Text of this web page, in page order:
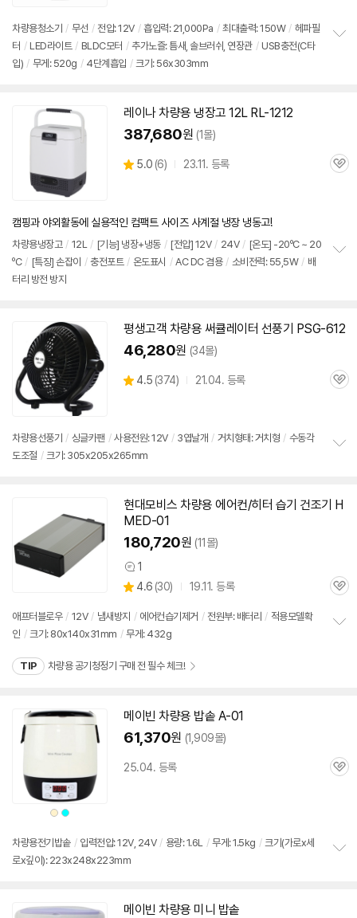
뷰
차량용청소기 / 무선 / 전압:12V / 흡입력: 21,000Pa / 최대출력: 150W / 헤파필
터 / LED라이트 / BLDC모터 / 추가노즐: 틈새, 솔브러쉬, 연장관 / USB충전(C타
입) / 무게: 520g / 4단계흡입 / 크기: 56x303mm
레이나 차량용 냉장고 12L RL-1212
387,680원 (1몰)
별
5.0 (상
뷰
6) 23.11. 등록
관
캠핑과 야외활동에 실용적인 컴팩트 사이즈 사계절 냉장 냉동고!
차량용냉장고 / 12L / [기능] 냉장+냉동 / [전압] 12V / 24V / [온도] -20ºC ~ 20
ºC / [특징] 손잡이 / 충전포트 / 온도표시 / AC DC 겸용 / 소비전력: 55,5W / 배
터리 방전 방지
기
평생고객 차량용 써큘레이터 선풍기 PSG-612
46,280원 (34몰)
별
4.5 (상
뷰
374) 21.04. 등록
관
차량용선풍기 / 싱글카팬 / 사용전원:12V / 3엽날개 / 거치형태: 거치형 / 수동각
도조절 / 크기: 305x205x265mm
치
현대모비스 차량용 에어컨/히터 습기 건조기 H
MED-01
180,720원 (11몰)
상
품
견
1
별
점
4.6 (상
리
뷰
30) 19.11. 등록
관
애프터블로우 / 12V / 냄새방지 / 에어컨습기제거 / 전원부: 배터리 / 적용모델확
인 / 크기: 80x140x31mm / 무게: 432g
TIP 차량용 공기청정기 구매 전 필수 체크!
상
품
상
상
품
상
메이빈 차량용 밥솥 A-01
61,370원 (1,909몰)
25.04. 등록
관
차량용전기 밥솥 / 입력전압:12V, 24V / 용량: 1.6L / 무게: 1.5kg / 크기(가로x세
로x깊이): 223x248x223mm
메이빈 차량용 미니 밥솥